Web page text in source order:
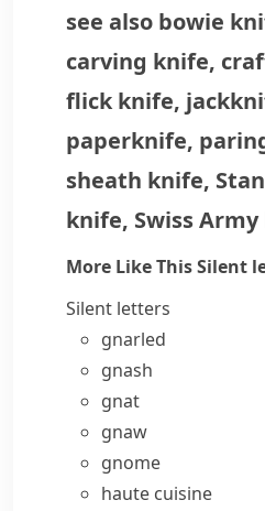
see also bowie
carving knife,
flick knife,
paperknife,
sheath knife,
knife, Swiss
More Like ThisSilent
Silent letters
gnarled
gnash
gnat
gnaw
gnome
haute cuisine